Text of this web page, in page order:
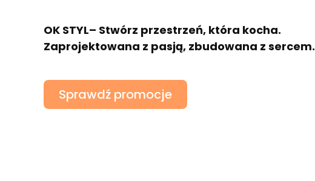
OK STYL– Stwórz przestrzeń, która kocha.
Zaprojektowana z pasją, zbudowana z sercem.
Sprawdź promocje